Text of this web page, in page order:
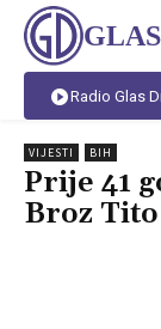
Radio Glas
VIJESTI BIH
Prije 41
Broz Tito